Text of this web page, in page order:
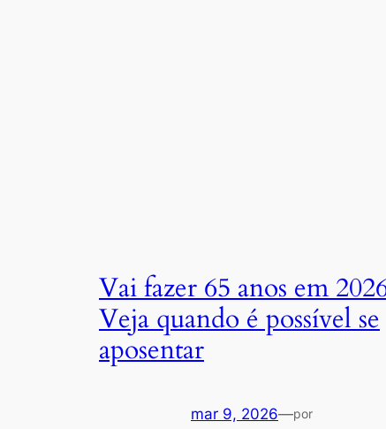
Vai fazer 65 anos em
Veja quando é possível se
aposentar
mar 9, 2026—por